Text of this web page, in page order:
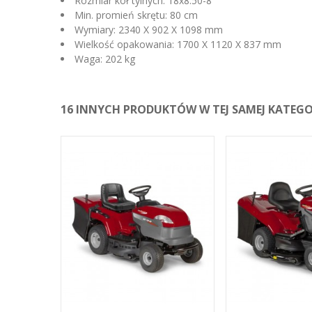
Min. promień skrętu: 80 cm
Wymiary: 2340 X 902 X 1098 mm
Wielkość opakowania: 1700 X 1120 X 837 mm
Waga: 202 kg
16 INNYCH PRODUKTÓW W TEJ SAMEJ